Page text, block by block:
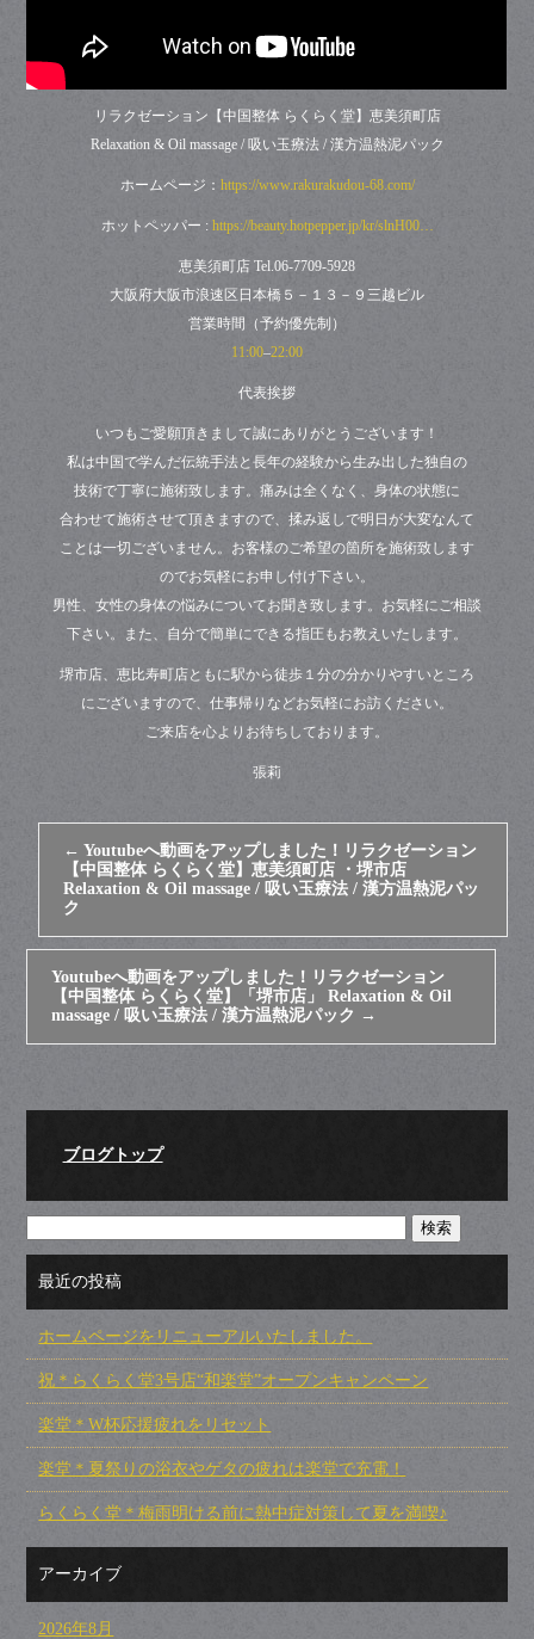
リラクゼーション【中国整体 らくらく堂】恵美須町店
Relaxation & Oil massage / 吸い玉療法 / 漢方温熱泥パック
ホームページ： https://www.rakurakudou-68.com/
ホットペッパー : https://beauty.hotpepper.jp/kr/slnH00…
恵美須町店 Tel.06-7709-5928
大阪府大阪市浪速区日本橋５－１３－９三越ビル
営業時間（予約優先制）
11:00–22:00
代表挨拶
いつもご愛願頂きまして誠にありがとうございます！
私は中国で学んだ伝統手法と長年の経験から生み出した独自の
技術で丁寧に施術致します。痛みは全くなく、身体の状態に
合わせて施術させて頂きますので、揉み返しで明日が大変なんて
ことは一切ございません。お客様のご希望の箇所を施術致します
のでお気軽にお申し付け下さい。
男性、女性の身体の悩みについてお聞き致します。お気軽にご相談
下さい。また、自分で簡単にできる指圧もお教えいたします。
堺市店、恵比寿町店ともに駅から徒歩１分の分かりやすいところ
にございますので、仕事帰りなどお気軽にお訪ください。
ご来店を心よりお待ちしております。
張莉
← Youtubeへ動画をアップしました！リラクゼーション
【中国整体 らくらく堂】恵美須町店 ・堺市店
Relaxation & Oil massage / 吸い玉療法 / 漢方温熱泥パッ
ク
Youtubeへ動画をアップしました！リラクゼーション
【中国整体 らくらく堂】「堺市店」 Relaxation & Oil
massage / 吸い玉療法 / 漢方温熱泥パック →
ブログトップ
最近の投稿
ホームページをリニューアルいたしました。
祝＊らくらく堂3号店“和楽堂”オープンキャンペーン
楽堂＊W杯応援疲れをリセット
楽堂＊夏祭りの浴衣やゲタの疲れは楽堂で充電！
らくらく堂＊梅雨明ける前に熱中症対策して夏を満喫♪
アーカイブ
2026年8月